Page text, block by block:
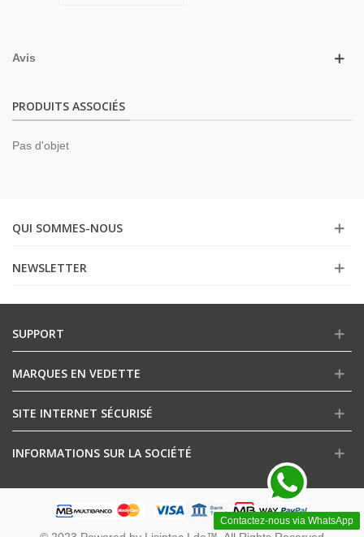
Avis
PRODUITS ASSOCIÉS
Pas d'objet
QUI SOMMES-NOUS
NEWSLETTER
Contactez-nous via WhatsApp
SUPPORT
MARQUES EN VEDETTE
SITE INTERNET SÉCURISÉ
INFORMATIONS SUR LA SOCIÉTÉ